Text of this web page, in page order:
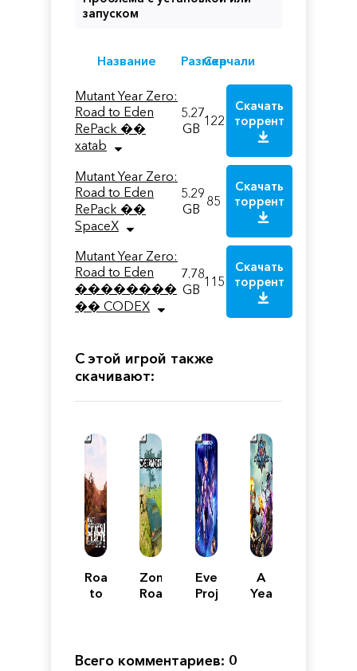
запуском
Название РазмерСкачали
Mutant Year Zero:
Road to Eden
RePack ��
xatab
5.27
GB 122
Скачать
торрент
Mutant Year Zero:
Road to Eden
RePack ��
SpaceX
5.29
GB 85
Скачать
торрент
Mutant Year Zero:
Road to Eden
��������
�� CODEX
7.78
GB 115
Скачать
торрент
С этой игрой также
скачивают:
Road
to
Zombie
Road
Everreach:
Project
A
Year
Всего комментариев: 0